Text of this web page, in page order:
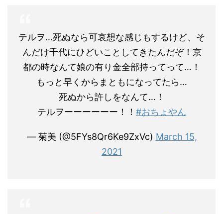
テルヲ…死ぬなら可哀想な感じもするけど、そ
んだけ千代にひどいことしてきたんだぞ！京
都の時なんて娘の有り金全部持ってって…！
もっと早くからまともになってたら…
死ぬから許しをなんて…！
テルヲーーーーーー！！ #おちょやん
— 菊美 (@5FYs8Qr6Ke9ZxVc) March 15,
2021